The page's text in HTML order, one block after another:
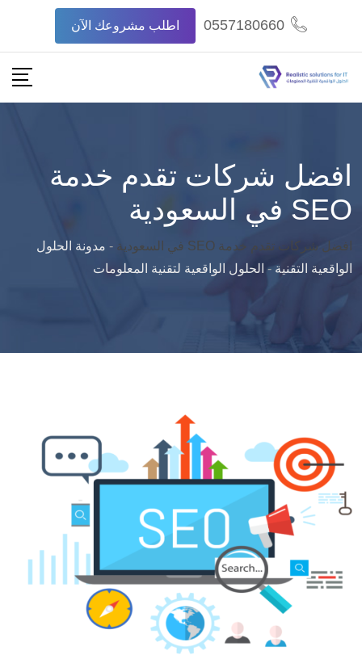
content
0557180660 اطلب مشروعك الآن
افضل شركات تقدم خدمة
SEO في السعودية
افضل شركات تقدم خدمة SEO في السعودية - مدونة الحلول
الواقعية التقنية- الحلول الواقعية لتقنية المعلومات